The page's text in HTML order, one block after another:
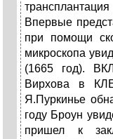
Впервые
при помощи
микроскопа
(1665 год).
Вирхова в
Я.Пуркинье
году Броун
пришел к